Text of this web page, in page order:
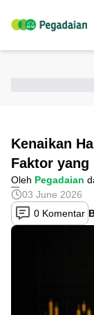
Kenaikan
Faktor yang
Oleh Pegadaian
03 June 2026
0 Komentar